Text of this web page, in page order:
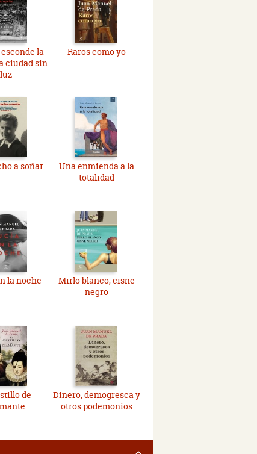
la
ciudad sin
luz
Raros como yo
a soñar
Una enmienda a la
totalidad
la noche
Mirlo blanco, cisne
negro
de
Dinero, demogresca y
otros podemonios